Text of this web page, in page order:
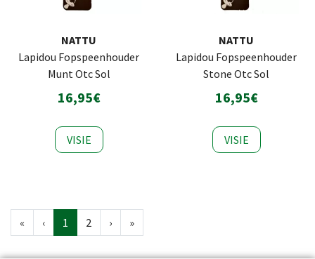
NATTU
Lapidou Fopspeenhouder
Munt Otc Sol
16,95€
VISIE
NATTU
Lapidou Fopspeenhouder
Stone Otc Sol
16,95€
VISIE
« ‹ 1 2 › »